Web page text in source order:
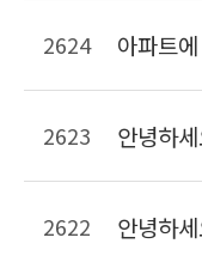
2624
2623
2622